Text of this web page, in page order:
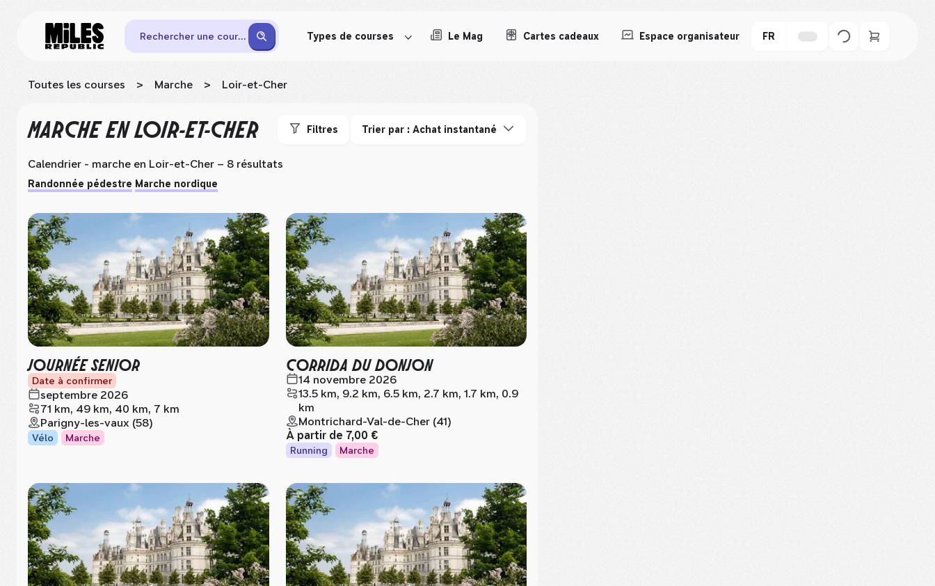
Rechercher une course Types de courses Le Mag Cartes cadeaux Espace organisateur FR
Toutes les courses > Marche > Loir-et-Cher
MARCHEEN LOIR-ET-CHER Filtres Trier par : Achat instantané
Calendrier - marche en Loir-et-Cher – 8 résultats
Randonnée pédestre Marche nordique
JOURNÉE SENIOR
Date à confirmer
septembre 2026
71 km, 49 km, 40 km, 7 km
Parigny-les-vaux (58)
Vélo Marche
CORRIDA DU DONJON
14 novembre 2026
13.5 km, 9.2 km, 6.5 km, 2.7 km, 1.7 km, 0.9
km
Montrichard-Val-de-Cher (41)
À partir de 7,00 €
Running Marche